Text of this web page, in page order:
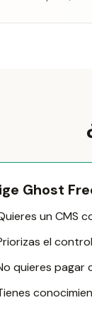
Ghost
un CMS
el
quieres pagar